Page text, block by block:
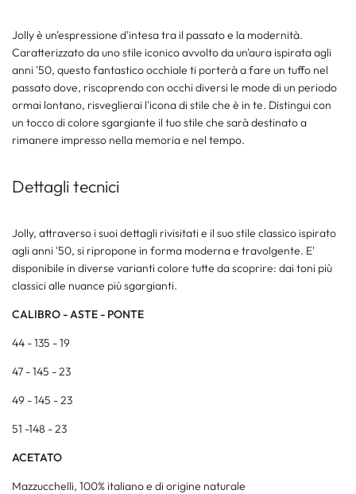
Jolly è un'espressione d'intesa tra il passato e la modernità.
Caratterizzato da uno stile iconico avvolto da un'aura ispirata agli
anni '50, questo fantastico occhiale ti porterà a fare un tuffo nel
passato dove, riscoprendo con occhi diversi le mode di un periodo
ormai lontano, risveglierai l'icona di stile che è in te. Distingui con
un tocco di colore sgargiante il tuo stile che sarà destinato a
rimanere impresso nella memoria e nel tempo.
Dettagli tecnici
Jolly, attraverso i suoi dettagli rivisitati e il suo stile classico ispirato
agli anni '50, si ripropone in forma moderna e travolgente. E'
disponibile in diverse varianti colore tutte da scoprire: dai toni più
classici alle nuance più sgargianti.
CALIBRO - ASTE - PONTE
44 - 135 - 19
47 - 145 - 23
49 - 145 - 23
51 -148 - 23
ACETATO
Mazzucchelli, 100% italiano e di origine naturale